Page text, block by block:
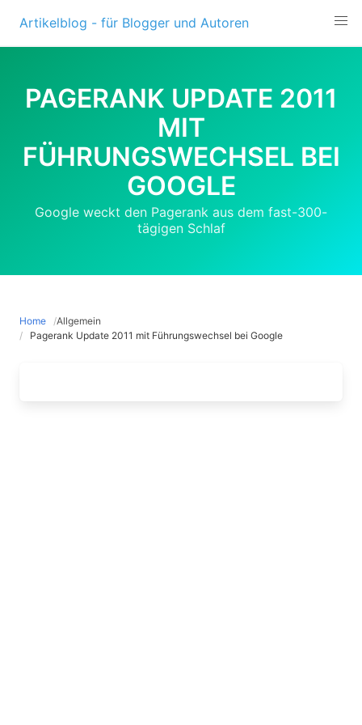
content
Artikelblog - für Blogger und Autoren
PAGERANK UPDATE 2011
MIT
FÜHRUNGSWECHSEL BEI
GOOGLE
Google weckt den Pagerank aus dem fast-300-
tägigen Schlaf
Home
Allgemein
Pagerank Update 2011 mit Führungswechsel bei Google